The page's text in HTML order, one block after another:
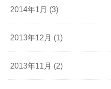
2014年1月 (3)
2013年12月 (1)
2013年11月 (2)